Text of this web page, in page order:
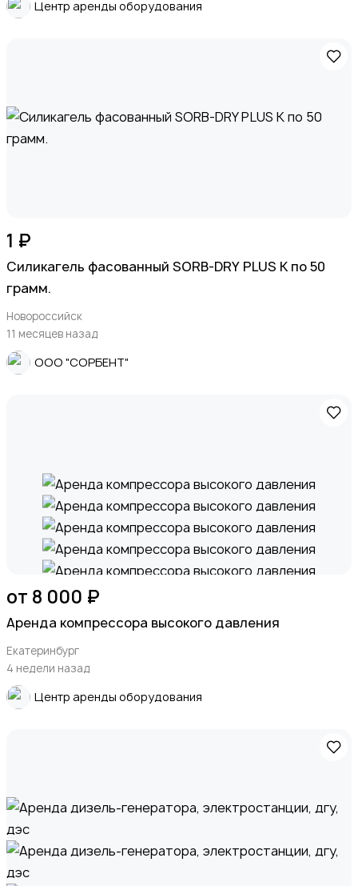
Центр аренды оборудования
1 ₽
Силикагель фасованный SORB-DRY PLUS K по 50
грамм.
Новороссийск
11 месяцев назад
ООО "СОРБЕНТ"
от 8 000 ₽
Аренда компрессора высокого давления
Екатеринбург
4 недели назад
Центр аренды оборудования